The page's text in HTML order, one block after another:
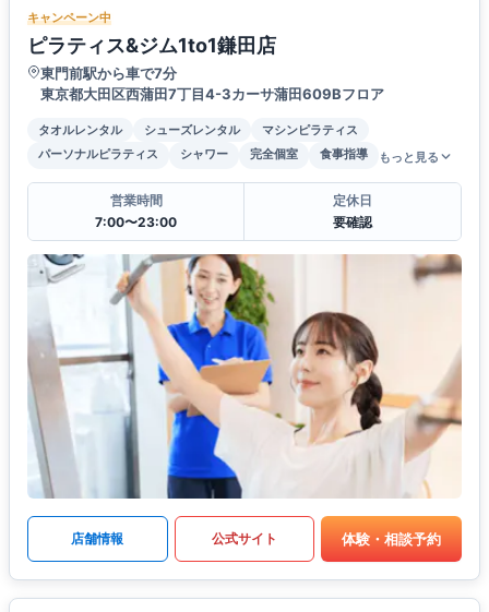
キャンペーン中
ピラティス&ジム1to1鎌田店
東門前駅から車で7分
東京都大田区西蒲田7丁目4-3カーサ蒲田609Bフロア
タオルレンタル シューズレンタル
マシンピラティス
パーソナルピラティス
シャワー 完全個室 食事指導 もっと見る
営業時間
7:00〜23:00
定休日
要確認
店舗情報 公式サイト 体験・相談予約